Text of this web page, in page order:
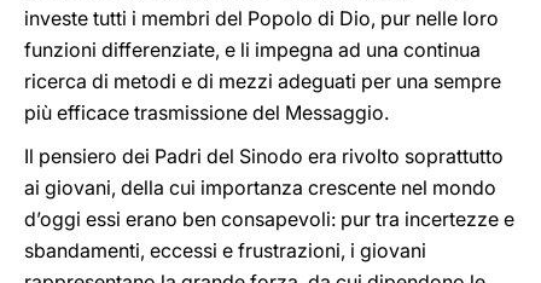
investe tutti i membri del Popolo di Dio, pur nelle loro
funzioni differenziate, e li impegna ad una continua
ricerca di metodi e di mezzi adeguati per una sempre
più efficace trasmissione del Messaggio.
Il pensiero dei Padri del Sinodo era rivolto soprattutto
ai giovani, della cui importanza crescente nel mondo
d’oggi essi erano ben consapevoli: pur tra incertezze e
sbandamenti, eccessi e frustrazioni, i giovani